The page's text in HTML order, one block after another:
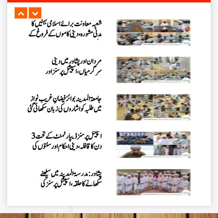
شعبہ معاونت برائے اسلامی بہنیں کا
مدنی مشورہ، دینی کاموں کے فروغ کے
مردان اور پشاور میں دینی
سرگرمیاں، اسپیشل پرسنز اور
جامعۃ المدینہ بوائز فیضانِ غریب نواز
میں طلبہ کو اشاروں کی زبان سکھائی گئی
اسپیشل پرسنز ڈیپارٹمنٹ کے تحت 3
دن کا قافلہ، دینی احکام اور سنتوں کی
پشاور: مدرسۃ المدینہ میں سیکھنے
سکھانے کا حلقہ، اسپیشل پرسنز کی
فیضانِ مدینہ G-11، اسلام آباد میں